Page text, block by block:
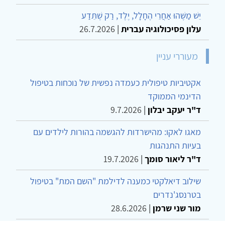
יֵשׁ מַשֶּׁהוּ אַחֲרֵי הֶחָלָל, יֶלֶד, רַק שֶׁתֵּדַע
עלון פסיכולוגיה עברית |
26.7.2026
מעוררי עניין
אקטיביות טיפולית כעמדה נפשית של נוכחות בטיפול
הדינמי הממוקד
ד"ר יעקב יבלון |
9.7.2026
מאגו לאקו: מהישרדות להגשמה בהורות לילדים עם
בעיות התנהגות
ד"ר ליאור סומך |
19.7.2026
שילוב דיאלקטי כמענה לדילמת "השם המת" בטיפול
בטרנסג'נדרים
מור שני שרמן |
28.6.2026